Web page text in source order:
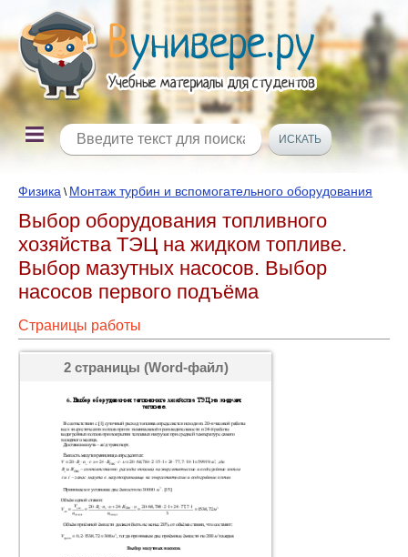
Физика \ Монтаж турбин и вспомогательного оборудования
Выбор оборудования топливного
хозяйства ТЭЦ на жидком топливе.
Выбор мазутных насосов. Выбор
насосов первого подъёма
Страницы работы
2 страницы (Word-файл)